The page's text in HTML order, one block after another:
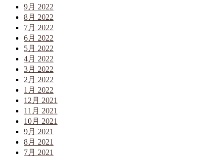
9月 2022
8月 2022
7月 2022
6月 2022
5月 2022
4月 2022
3月 2022
2月 2022
1月 2022
12月 2021
11月 2021
10月 2021
9月 2021
8月 2021
7月 2021